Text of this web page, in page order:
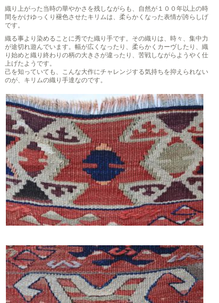
織り上がった当時の華やかさを残しながらも、自然が１００年以上の時
間をかけゆっくり褪色させたキリムは、柔らかくなった表情が誇らしげ
です。
織る事より染めることに秀でた織り手です。その織りは、時々、集中力
が途切れ遊んでいます。幅が広くなったり、柔らかくカーヴしたり、織
り始めと織り終わりの柄の大きさが違ったり、苦戦しながらようやく仕
上げたようです。
己を知っていても、こんな大作にチャレンジする気持ちを抑えられない
のが、キリムの織り手達なのです。